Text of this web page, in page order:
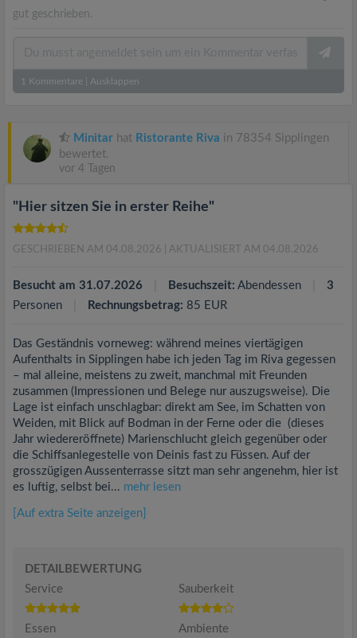
gut geschrieben.
1 Kommentare Ausklappen
Minitar hat Ristorante Riva in 78354 Sipplingen
bewertet.
vor 4 Tagen
"Hier sitzen Sie in erster Reihe"
GESCHRIEBEN AM 04.08.2026 | AKTUALISIERT AM 04.08.2026
Besucht am 31.07.2026 Besuchszeit: Abendessen
3
Personen
Rechnungsbetrag: 85 EUR
Das Geständnis vorneweg: während meines viertägigen
Aufenthalts in Sipplingen habe ich jeden Tag im Riva gegessen
– mal alleine, meistens zu zweit, manchmal mit Freunden
zusammen (Impressionen und Belege nur auszugsweise). Die
Lage ist einfach unschlagbar: direkt am See, im Schatten von
Weiden, mit Blick auf Bodman in der Ferne oder die (dieses
Jahr wiedereröffnete) Marienschlucht gleich gegenüber oder
die Schiffsanlegestelle von Deinis fast zu Füssen. Auf der
grosszügigen Aussenterrasse sitzt man sehr angenehm, hier ist
es luftig, selbst bei... mehr lesen
[Auf extra Seite anzeigen]
DETAILBEWERTUNG
Service
Sauberkeit
Essen Ambiente